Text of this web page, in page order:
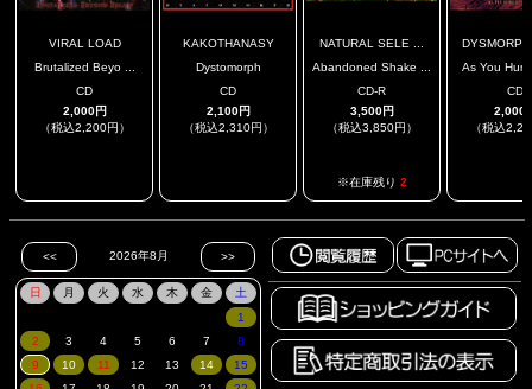
VIRAL LOAD
Brutalized Beyo ...
CD
2,000円
（税込2,200円）
KAKOTHANASY
Dystomorph
CD
2,100円
（税込2,310円）
NATURAL SELE ...
Abandoned Shake ...
CD-R
3,500円
（税込3,850円）
※在庫残り 2
As You
CD
2,000
（税込